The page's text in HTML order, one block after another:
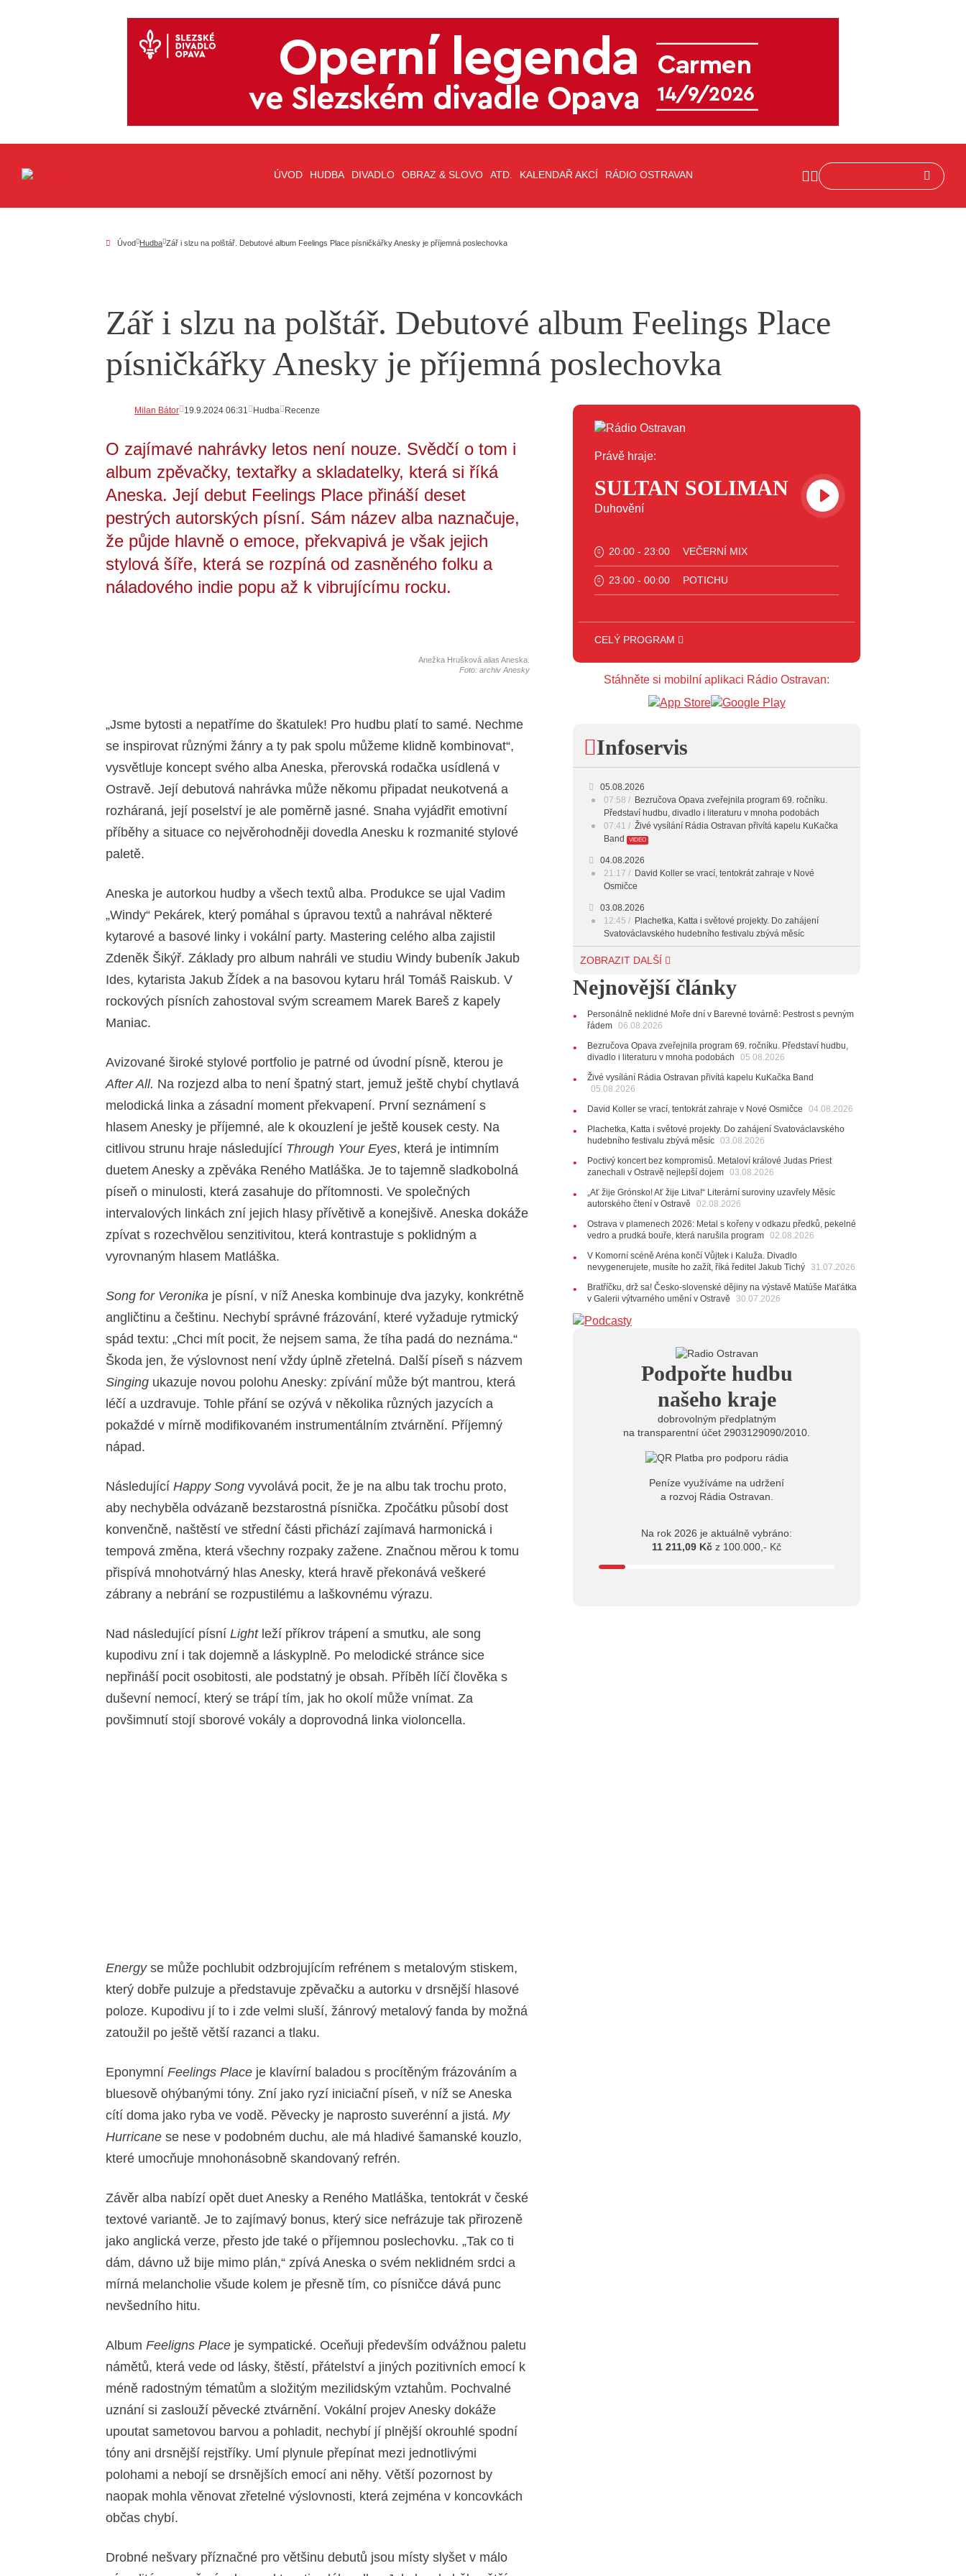
ÚVOD HUDBA DIVADLO OBRAZ & SLOVO ATD. KALENDAŘ AKCÍ RÁDIO OSTRAVAN
Úvod Hudba Zář i slzu na polštář. Debutové album Feelings Place písničkářky Anesky je příjemná poslechovka
Zář i slzu na polštář. Debutové album Feelings Place
písničkářky Anesky je příjemná poslechovka
Milan Bátor 19.9.2024 06:31 Hudba Recenze
O zajímavé nahrávky letos není nouze. Svědčí o tom i
album zpěvačky, textařky a skladatelky, která si říká
Aneska. Její debut Feelings Place přináší deset
pestrých autorských písní. Sám název alba naznačuje,
že půjde hlavně o emoce, překvapivá je však jejich
stylová šíře, která se rozpíná od zasněného folku a
náladového indie popu až k vibrujícímu rocku.
Anežka Hrušková alias Aneska.
Foto: archiv Anesky
„Jsme bytosti a nepatříme do škatulek! Pro hudbu platí to samé. Nechme
se inspirovat různými žánry a ty pak spolu můžeme klidně kombinovat“,
vysvětluje koncept svého alba Aneska, přerovská rodačka usídlená v
Ostravě. Její debutová nahrávka může někomu připadat neukotvená a
rozháraná, její poselství je ale poměrně jasné. Snaha vyjádřit emotivní
příběhy a situace co nejvěrohodněji dovedla Anesku k rozmanité stylové
paletě.
Aneska je autorkou hudby a všech textů alba. Produkce se ujal Vadim
„Windy“ Pekárek, který pomáhal s úpravou textů a nahrával některé
kytarové a basové linky i vokální party. Mastering celého alba zajistil
Zdeněk Šikýř. Základy pro album nahráli ve studiu Windy bubeník Jakub
Ides, kytarista Jakub Žídek a na basovou kytaru hrál Tomáš Raiskub. V
rockových písních zahostoval svým screamem Marek Bareš z kapely
Maniac.
Avizované široké stylové portfolio je patrné od úvodní písně, kterou je
After All. Na rozjezd alba to není špatný start, jemuž ještě chybí chytlavá
melodická linka a zásadní moment překvapení. První seznámení s
hlasem Anesky je příjemné, ale k okouzlení je ještě kousek cesty. Na
citlivou strunu hraje následující Through Your Eyes, která je intimním
duetem Anesky a zpěváka Reného Matláška. Je to tajemně sladkobolná
píseň o minulosti, která zasahuje do přítomnosti. Ve společných
intervalových linkách zní jejich hlasy přívětivě a konejšivě. Aneska dokáže
zpívat s rozechvělou senzitivitou, která kontrastuje s poklidným a
vyrovnaným hlasem Matláška.
Song for Veronika je písní, v níž Aneska kombinuje dva jazyky, konkrétně
angličtinu a češtinu. Nechybí správné frázování, které vyžaduje rytmický
spád textu: „Chci mít pocit, že nejsem sama, že tíha padá do neznáma.“
Škoda jen, že výslovnost není vždy úplně zřetelná. Další píseň s názvem
Singing ukazuje novou polohu Anesky: zpívání může být mantrou, která
léčí a uzdravuje. Tohle přání se ozývá v několika různých jazycích a
pokaždé v mírně modifikovaném instrumentálním ztvárnění. Příjemný
nápad.
Následující Happy Song vyvolává pocit, že je na albu tak trochu proto,
aby nechyběla odvázaně bezstarostná písnička. Zpočátku působí dost
konvenčně, naštěstí ve střední části přichází zajímavá harmonická i
tempová změna, která všechny rozpaky zažene. Značnou měrou k tomu
přispívá mnohotvárný hlas Anesky, která hravě překonává veškeré
zábrany a nebrání se rozpustilému a laškovnému výrazu.
Nad následující písní Lightleží příkrov trápení a smutku, ale song
kupodivu zní i tak dojemně a láskyplně. Po melodické stránce sice
nepřináší pocit osobitosti, ale podstatný je obsah. Příběh líčí člověka s
duševní nemocí, který se trápí tím, jak ho okolí může vnímat. Za
povšimnutí stojí sborové vokály a doprovodná linka violoncella.
Energyse může pochlubit odzbrojujícím refrénem s metalovým stiskem,
který dobře pulzuje a představuje zpěvačku a autorku v drsnější hlasové
poloze. Kupodivu jí to i zde velmi sluší, žánrový metalový fanda by možná
zatoužil po ještě větší razanci a tlaku.
Eponymní Feelings Place je klavírní baladou s procítěným frázováním a
bluesově ohýbanými tóny. Zní jako ryzí iniciační píseň, v níž se Aneska
cítí doma jako ryba ve vodě. Pěvecky je naprosto suverénní a jistá. My
Hurricane se nese v podobném duchu, ale má hladivé šamanské kouzlo,
které umocňuje mnohonásobně skandovaný refrén.
Závěr alba nabízí opět duet Anesky a Reného Matláška, tentokrát v české
textové variantě. Je to zajímavý bonus, který sice nefrázuje tak přirozeně
jako anglická verze, přesto jde také o příjemnou poslechovku. „Tak co ti
dám, dávno už bije mimo plán,“ zpívá Aneska o svém neklidném srdci a
mírná melancholie všude kolem je přesně tím, co písničce dává punc
nevšedního hitu.
Album Feeligns Place je sympatické. Oceňuji především odvážnou paletu
námětů, která vede od lásky, štěstí, přátelství a jiných pozitivních emocí k
méně radostným tématům a složitým mezilidským vztahům. Pochvalné
uznání si zaslouží pěvecké ztvárnění. Vokální projev Anesky dokáže
upoutat sametovou barvou a pohladit, nechybí jí plnější okrouhlé spodní
tóny ani drsnější rejstříky. Umí plynule přepínat mezi jednotlivými
polohami a nebojí se drsnějších emocí ani něhy. Větší pozornost by
naopak mohla věnovat zřetelné výslovnosti, která zejména v koncovkách
občas chybí.
Drobné nešvary příznačné pro většinu debutů jsou místy slyšet v málo
Právě hraje:
SULTAN SOLIMAN
Duhovění
20:00 - 23:00 VEČERNÍ MIX
23:00 - 00:00 POTICHU
CELÝ PROGRAM
Stáhněte si mobilní aplikaci Rádio Ostravan:
Infoservis
05.08.2026
07:58
Bezručova Opava zveřejnila program 69. ročníku.
Představí hudbu, divadlo i literaturu v mnoha podobách
07:41
Živé vysílání Rádia Ostravan přivítá kapelu KuKačka
Band
VIDEO
04.08.2026
21:17
David Koller se vrací, tentokrát zahraje v Nové
Osmičce
03.08.2026
12:45
Plachetka, Katta i světové projekty. Do zahájení
Svatováclavského hudebního festivalu zbývá měsíc
29.07.2026
listopadu v klubu Barrák
VIDEO
10:33
Úsměvné historky ze života ostravské kapely Verše:
AUDIO
28.07.2026
15:51
Koncert legendárních Judas Priest se blíží. Zbývá jen
27.07.2026
držitelka Ceny Thálie za celoživotní mistrovství
10:06
Ladná Čeladná nabídne Olympic, Langerovou i
Kirschner, návštěvníci nově zaplatí už jen pomocí čipů
24.07.2026
17:06
Zpěvačka Tanja vydala nové EP Plamen
22.07.2026
10:02
Kapela Midnight v Rádiu Ostravan: Od minulého roku
jsme upgradovali naši show
AUDIO
20:09
Na Novou Osmičku míří Bára Zmeková Trio. Výrazná
osobnost české alternativní scény zahraje ve Frýdku-Místku
14:01
Hostem živého vysílání Rádia Ostravan bude herec
Dušan Urban
20.07.2026
18.07.2026
Pimprléto promění areál Divadla loutek Ostrava v
letní centrum umění, tvoření a sousedských setkání
ZOBRAZIT DALŠÍ
Nejnovější články
Personálně neklidné Moře dní v Barevné továrně: Pestrost s pevným
řádem 06.08.2026
Bezručova Opava zveřejnila program 69. ročníku. Představí hudbu,
divadlo i literaturu v mnoha podobách
05.08.2026
Živé vysílání Rádia Ostravan přivítá kapelu KuKačka Band
05.08.2026
David Koller se vrací, tentokrát zahraje v Nové Osmičce
04.08.2026
Plachetka, Katta i světové projekty. Do zahájení Svatováclavského
hudebního festivalu zbývá měsíc 03.08.2026
Poctivý koncert bez kompromisů. Metaloví králové Judas Priest
zanechali v Ostravě nejlepší dojem 03.08.2026
„Ať žije Grónsko! Ať žije Litva!“ Literární suroviny uzavřely Měsíc
autorského čtení v Ostravě
02.08.2026
Ostrava v plamenech 2026: Metal s kořeny v odkazu předků, pekelné
vedro a prudká bouře, která narušila program 02.08.2026
V Komorní scéně Aréna končí Vůjtek i Kaluža. Divadlo
nevygenerujete, musíte ho zažít, říká ředitel Jakub Tichý 31.07.2026
Bratříčku, drž sa! Česko-slovenské dějiny na výstavě Matúše Maťátka
v Galerii výtvarného umění v Ostravě
30.07.2026
Podpořte hudbu
našeho kraje
dobrovolným předplatným
na transparentní účet 2903129090/2010.
Peníze využíváme na udržení
a rozvoj Rádia Ostravan.
Na rok 2026 je aktuálně vybráno:
11 211,09 Kč z 100.000,- Kč